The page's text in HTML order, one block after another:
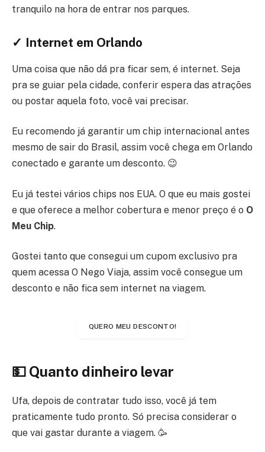
tranquilo na hora de entrar nos parques.
✓ Internet em Orlando
Uma coisa que não dá pra ficar sem, é internet. Seja
pra se guiar pela cidade, conferir espera das atrações
ou postar aquela foto, você vai precisar.
Eu recomendo já garantir um chip internacional antes
mesmo de sair do Brasil, assim você chega em Orlando
conectado e garante um desconto. 😉
Eu já testei vários chips nos EUA. O que eu mais gostei
e que oferece a melhor cobertura e menor preço é o O
Meu Chip.
Gostei tanto que consegui um cupom exclusivo pra
quem acessa O Nego Viaja, assim você consegue um
desconto e não fica sem internet na viagem.
QUERO MEU DESCONTO!
💵 Quanto dinheiro levar
Ufa, depois de contratar tudo isso, você já tem
praticamente tudo pronto. Só precisa considerar o
que vai gastar durante a viagem. 🥳